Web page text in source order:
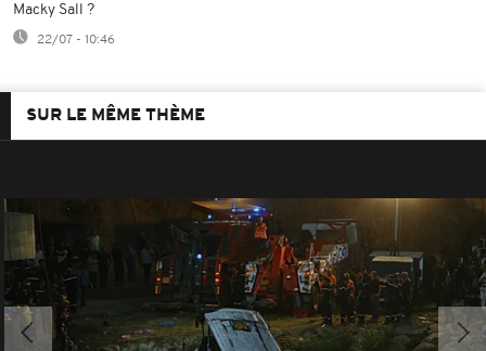
Macky Sall ?
22/07 - 10:46
SUR LE MÊME THÈME